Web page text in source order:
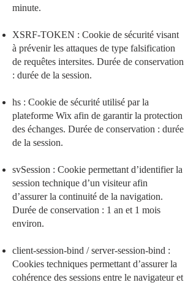
minute.
XSRF-TOKEN : Cookie de sécurité visant
à prévenir les attaques de type falsification
de requêtes intersites. Durée de conservation
: durée de la session.
hs : Cookie de sécurité utilisé par la
plateforme Wix afin de garantir la protection
des échanges. Durée de conservation : durée
de la session.
svSession : Cookie permettant d’identifier la
session technique d’un visiteur afin
d’assurer la continuité de la navigation.
Durée de conservation : 1 an et 1 mois
environ.
client-session-bind / server-session-bind :
Cookies techniques permettant d’assurer la
cohérence des sessions entre le navigateur et